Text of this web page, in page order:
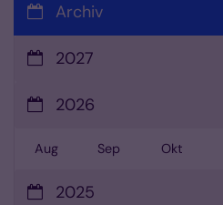
Archiv
2027
2026
Aug Sep Okt
2025